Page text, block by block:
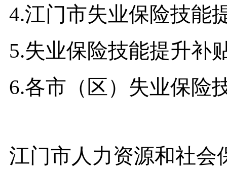
4.江门市失业保险技能
5.失业保险技能提升补
6.各市（区）失业保险
江门市人力资源和社会